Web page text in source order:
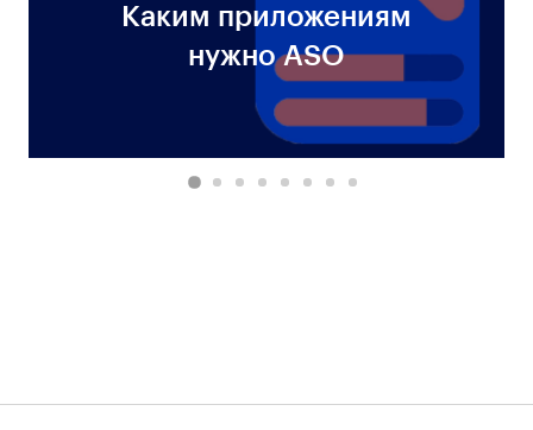
Каким приложениям
нужно ASO